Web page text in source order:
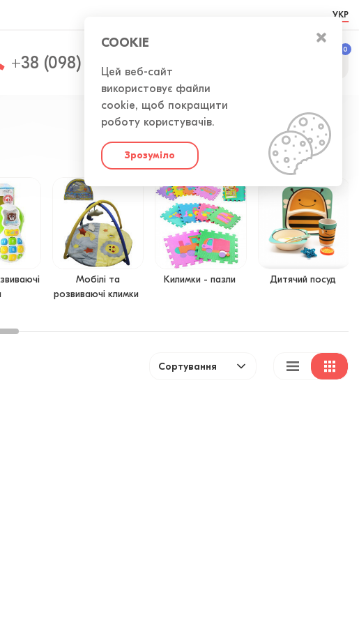
УКР
+38 (098) 300-50-52
0
Мобілі та
розвиваючі климки
Килимки - пазли Дитячий посуд
Сортування
COOKIE
Цей веб-сайт
використовує файли
cookie, щоб покращити
роботу користувачів.
Зрозуміло